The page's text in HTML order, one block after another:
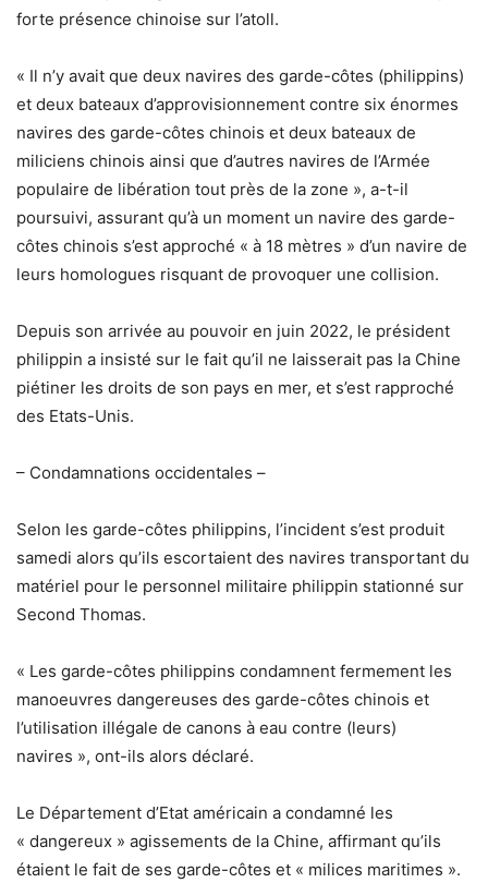
forte présence chinoise sur l’atoll.
« Il n’y avait que deux navires des garde-côtes (philippins)
et deux bateaux d’approvisionnement contre six énormes
navires des garde-côtes chinois et deux bateaux de
miliciens chinois ainsi que d’autres navires de l’Armée
populaire de libération tout près de la zone », a-t-il
poursuivi, assurant qu’à un moment un navire des garde-
côtes chinois s’est approché « à 18 mètres » d’un navire de
leurs homologues risquant de provoquer une collision.
Depuis son arrivée au pouvoir en juin 2022, le président
philippin a insisté sur le fait qu’il ne laisserait pas la Chine
piétiner les droits de son pays en mer, et s’est rapproché
des Etats-Unis.
– Condamnations occidentales –
Selon les garde-côtes philippins, l’incident s’est produit
samedi alors qu’ils escortaient des navires transportant du
matériel pour le personnel militaire philippin stationné sur
Second Thomas.
« Les garde-côtes philippins condamnent fermement les
manoeuvres dangereuses des garde-côtes chinois et
l’utilisation illégale de canons à eau contre (leurs)
navires », ont-ils alors déclaré.
Le Département d’Etat américain a condamné les
« dangereux » agissements de la Chine, affirmant qu’ils
étaient le fait de ses garde-côtes et « milices maritimes ».